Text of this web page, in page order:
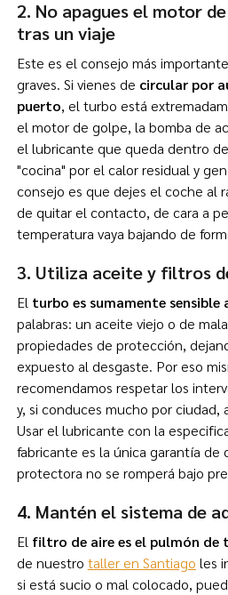
2. No apagues el motor
tras un viaje
Este es el consejo más
graves. Si vienes de circular por
puerto, el turbo está
el motor de golpe, la bomba de
el lubricante que queda dentro
"cocina" por el calor residual y
consejo es que dejes el coche al
de quitar el contacto, de cara a
temperatura vaya bajando de
3. Utiliza aceite y filtros
El turbo es sumamente sensible
palabras: un aceite viejo o de
propiedades de protección,
expuesto al desgaste. Por eso
recomendamos respetar los
y, si conduces mucho por ciudad,
Usar el lubricante con la
fabricante es la única garantía de
protectora no se romperá bajo
4. Mantén el sistema de
El filtro de aire es el pulmón de
de nuestro taller en Santiago les
si está sucio o mal colocado,